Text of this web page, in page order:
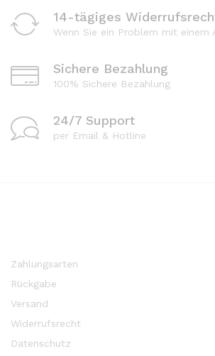
14-tägiges
Wenn Sie ein Problem mit einem
Sichere Bezahlung
100% Sichere Bezahlung
24/7 Support
per Email & Hotline
Zahlungsarten
Rückgabe
Versand
Widerrufsrecht
Datenschutz